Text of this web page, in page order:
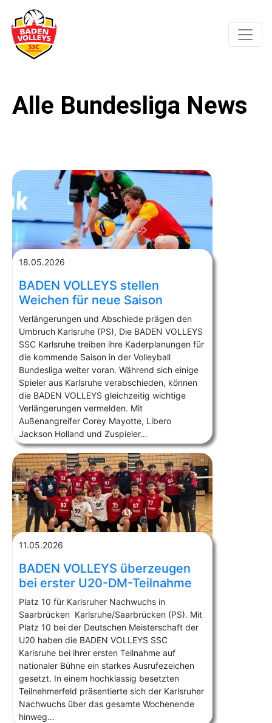
Alle Bundesliga News
18.05.2026
BADEN VOLLEYS stellen
Weichen für neue Saison
Verlängerungen und Abschiede prägen den
Umbruch Karlsruhe (PS), Die BADEN VOLLEYS
SSC Karlsruhe treiben ihre Kaderplanungen für
die kommende Saison in der Volleyball
Bundesliga weiter voran. Während sich einige
Spieler aus Karlsruhe verabschieden, können
die BADEN VOLLEYS gleichzeitig wichtige
Verlängerungen vermelden. Mit
Außenangreifer Corey Mayotte, Libero
Jackson Holland und Zuspieler…
11.05.2026
BADEN VOLLEYS überzeugen
bei erster U20-DM-Teilnahme
Platz 10 für Karlsruher Nachwuchs in
Saarbrücken Karlsruhe/Saarbrücken (PS). Mit
Platz 10 bei der Deutschen Meisterschaft der
U20 haben die BADEN VOLLEYS SSC
Karlsruhe bei ihrer ersten Teilnahme auf
nationaler Bühne ein starkes Ausrufezeichen
gesetzt. In einem hochklassig besetzten
Teilnehmerfeld präsentierte sich der Karlsruher
Nachwuchs über das gesamte Wochenende
hinweg…